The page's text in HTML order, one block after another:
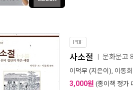
PDF
사소절 문화문고 8
이덕무 (지은이), 이동희
3,000원 (종이책 정가